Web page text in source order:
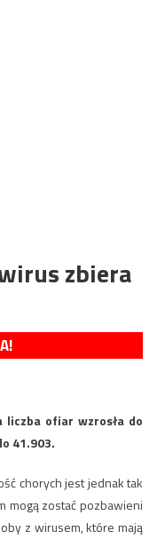
zbiera
liczba ofiar wzrosła do
41.903.
chorych jest jednak tak
mogą zostać pozbawieni
z wirusem, które mają